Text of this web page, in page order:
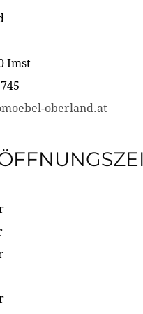
Imst
oberland.at